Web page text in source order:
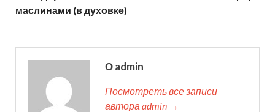
маслинами (в духовке)
О admin
Посмотреть все записи
автора admin →